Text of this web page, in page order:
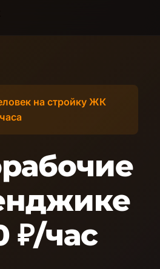
на стройку ЖК
₽/час